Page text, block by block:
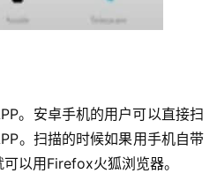
。安卓手机的用户可以直接扫
。扫描的时候如果用手机自带
以用Firefox火狐浏览器。